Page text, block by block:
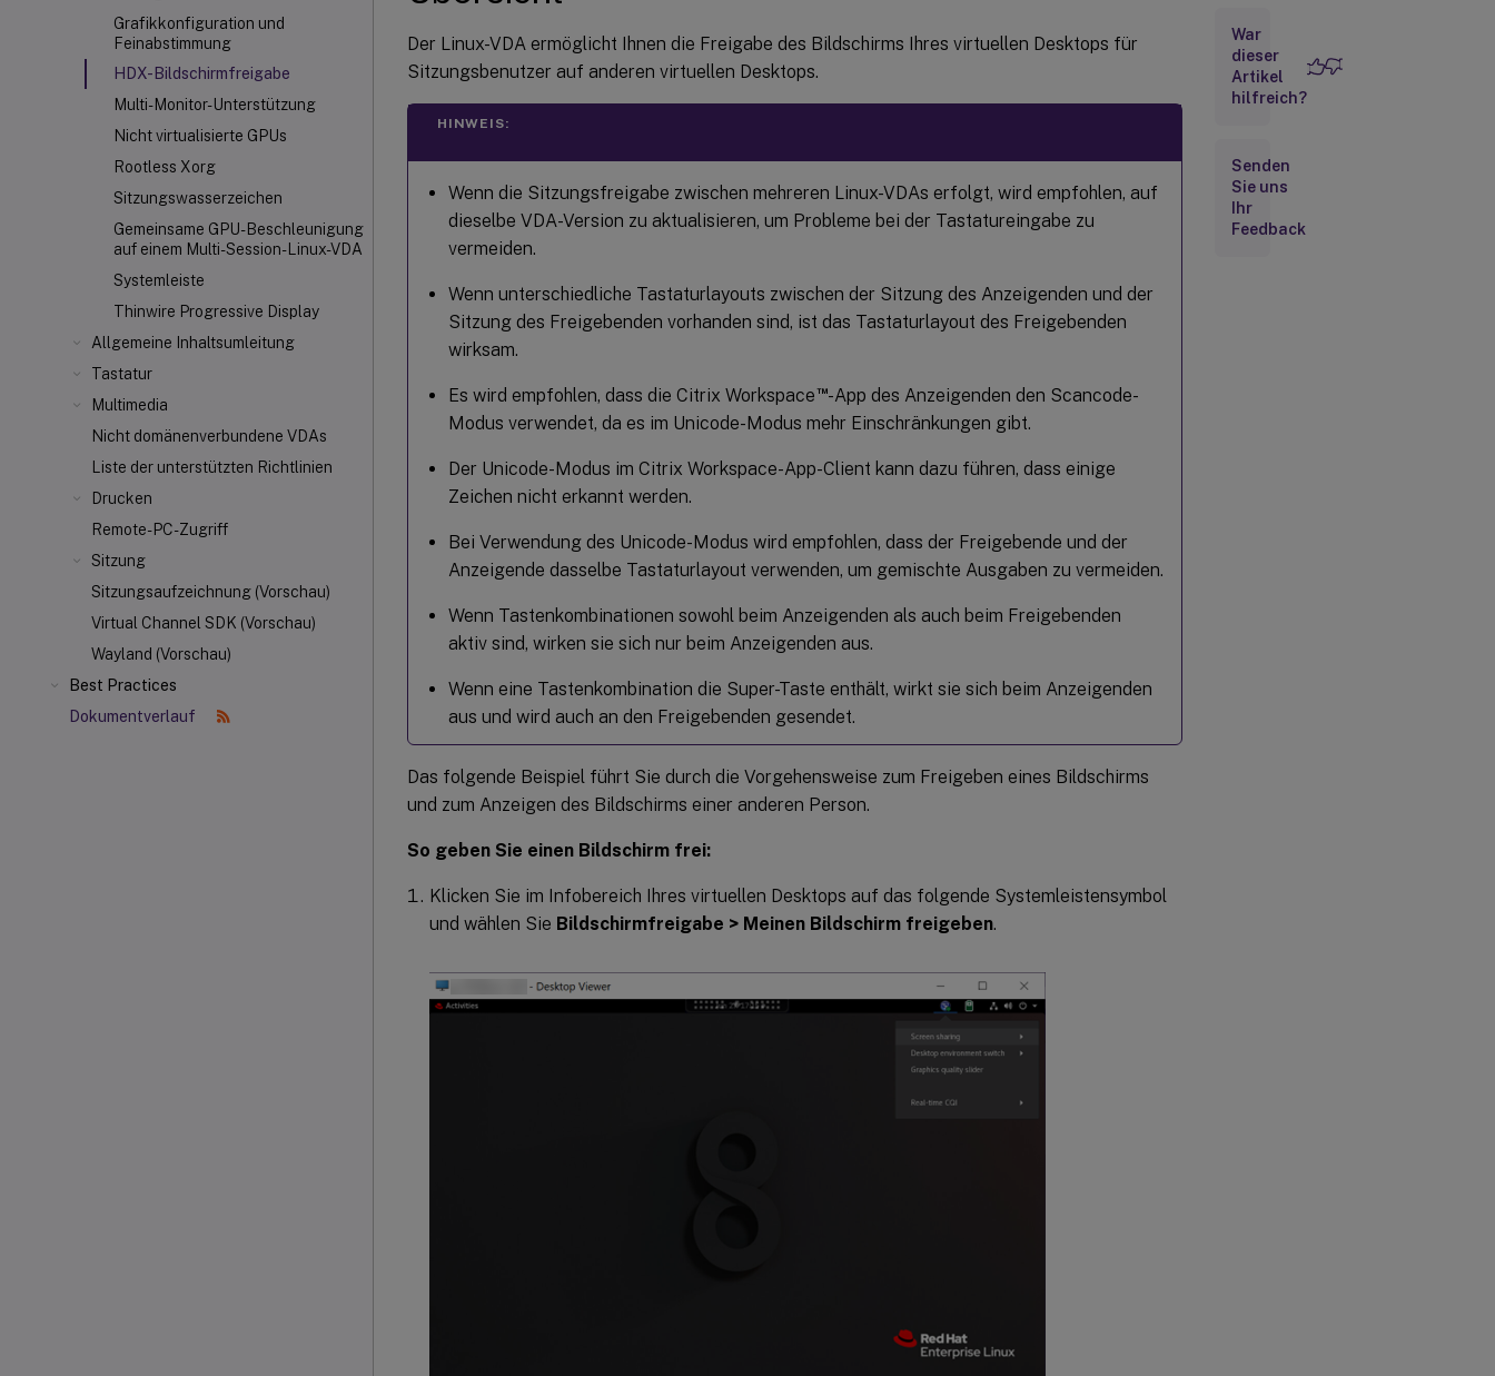
Grafikkonfiguration und
Feinabstimmung
HDX-Bildschirmfreigabe
Multi-Monitor-Unterstützung
Nicht virtualisierte GPUs
Rootless Xorg
Sitzungswasserzeichen
Gemeinsame GPU-Beschleunigung
auf einem Multi-Session-Linux-VDA
Systemleiste
Thinwire Progressive Display
Allgemeine Inhaltsumleitung
Tastatur
Multimedia
Nicht domänenverbundene VDAs
Liste der unterstützten Richtlinien
Drucken
Remote-PC-Zugriff
Sitzung
Sitzungsaufzeichnung (Vorschau)
Virtual Channel SDK (Vorschau)
Wayland (Vorschau)
Best Practices
Dokumentverlauf
Der Linux-VDA ermöglicht Ihnen die Freigabe des Bildschirms Ihres virtuellen Desktops für
Sitzungsbenutzer auf anderen virtuellen Desktops.
HINWEIS:
Wenn die Sitzungsfreigabe zwischen mehreren Linux-VDAs erfolgt, wird empfohlen, auf
dieselbe VDA-Version zu aktualisieren, um Probleme bei der Tastatureingabe zu
vermeiden.
Wenn unterschiedliche Tastaturlayouts zwischen der Sitzung des Anzeigenden und der
Sitzung des Freigebenden vorhanden sind, ist das Tastaturlayout des Freigebenden
wirksam.
Es wird empfohlen, dass die Citrix Workspace™-App des Anzeigenden den Scancode-
Modus verwendet, da es im Unicode-Modus mehr Einschränkungen gibt.
Der Unicode-Modus im Citrix Workspace-App-Client kann dazu führen, dass einige
Zeichen nicht erkannt werden.
Bei Verwendung des Unicode-Modus wird empfohlen, dass der Freigebende und der
Anzeigende dasselbe Tastaturlayout verwenden, um gemischte Ausgaben zu vermeiden.
Wenn Tastenkombinationen sowohl beim Anzeigenden als auch beim Freigebenden
aktiv sind, wirken sie sich nur beim Anzeigenden aus.
Wenn eine Tastenkombination die Super-Taste enthält, wirkt sie sich beim Anzeigenden
aus und wird auch an den Freigebenden gesendet.
Das folgende Beispiel führt Sie durch die Vorgehensweise zum Freigeben eines Bildschirms
und zum Anzeigen des Bildschirms einer anderen Person.
So geben Sie einen Bildschirm frei:
Klicken Sie im Infobereich Ihres virtuellen Desktops auf das folgende Systemleistensymbol
und wählen Sie Bildschirmfreigabe > Meinen Bildschirm freigeben.
War
dieser
Artikel
hilfreich?
Senden
Sie uns
Ihr
Feedback